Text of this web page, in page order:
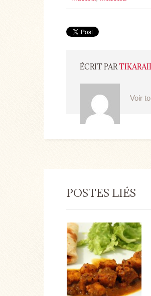
ÉCRIT PARTIKARAII
Voir
POSTES LIÉS